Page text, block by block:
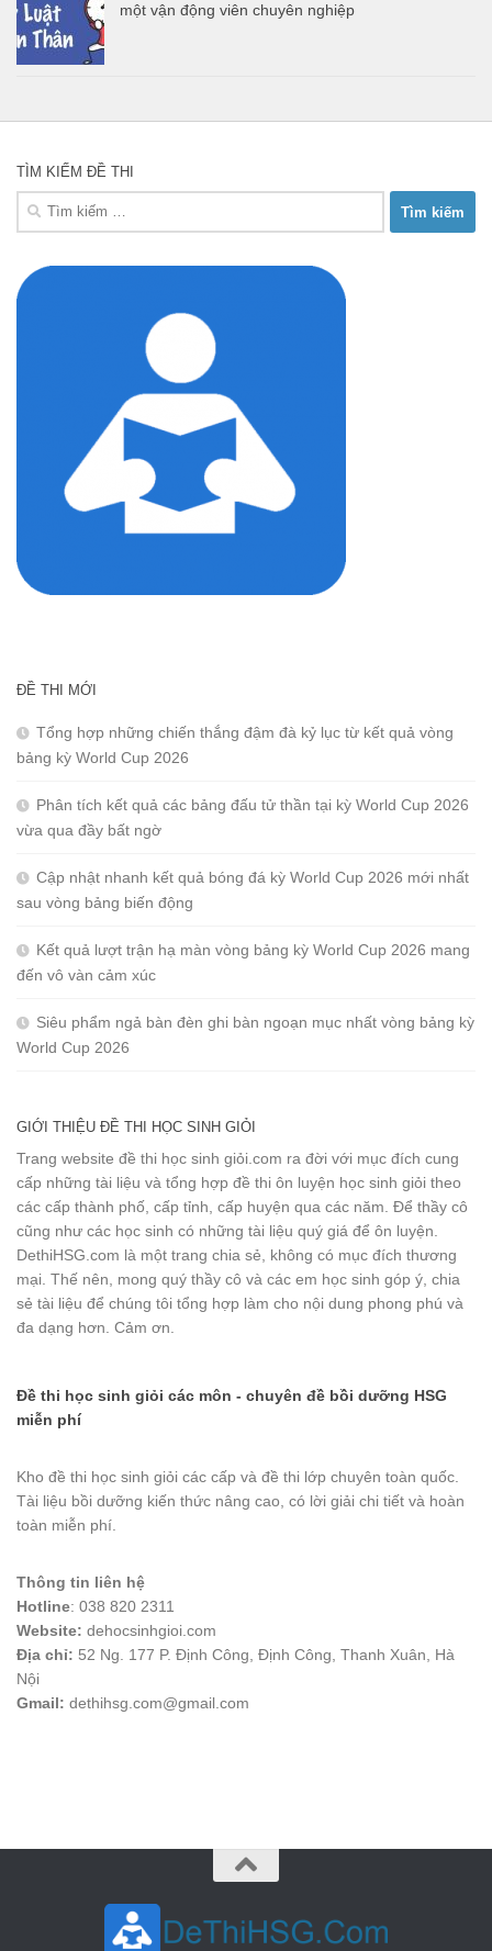
một vận động viên chuyên nghiệp
TÌM KIẾM ĐỀ THI
Tìm
ĐỀ THI MỚI
Tổng hợp những chiến thắng đậm đà kỷ lục từ kết quả vòng
bảng kỳ World Cup 2026
Phân tích kết quả các bảng đấu tử thần tại kỳ World Cup 2026
vừa qua đầy bất ngờ
Cập nhật nhanh kết quả bóng đá kỳ World Cup 2026 mới nhất
sau vòng bảng biến động
Kết quả lượt trận hạ màn vòng bảng kỳ World Cup 2026 mang
đến vô vàn cảm xúc
Siêu phẩm ngả bàn đèn ghi bàn ngoạn mục nhất vòng bảng kỳ
World Cup 2026
GIỚI THIỆU ĐỀ THI HỌC SINH GIỎI
Trang website đề thi học sinh giỏi.com ra đời với mục đích cung
cấp những tài liệu và tổng hợp đề thi ôn luyện học sinh giỏi theo
các cấp thành phố, cấp tỉnh, cấp huyện qua các năm. Để thầy cô
cũng như các học sinh có những tài liệu quý giá để ôn luyện.
DethiHSG.com là một trang chia sẻ, không có mục đích thương
mại. Thế nên, mong quý thầy cô và các em học sinh góp ý, chia
sẻ tài liệu để chúng tôi tổng hợp làm cho nội dung phong phú và
đa dạng hơn. Cảm ơn.
Đề thi học sinh giỏi các môn - chuyên đề bồi dưỡng HSG
miễn phí
Kho đề thi học sinh giỏi các cấp và đề thi lớp chuyên toàn quốc.
Tài liệu bồi dưỡng kiến thức nâng cao, có lời giải chi tiết và hoàn
toàn miễn phí.
Thông tin liên hệ
Hotline: 038 820 2311
Website: dehocsinhgioi.com
Địa chỉ: 52 Ng. 177 P. Định Công, Định Công, Thanh Xuân, Hà
Nội
Gmail: dethihsg.com@gmail.com